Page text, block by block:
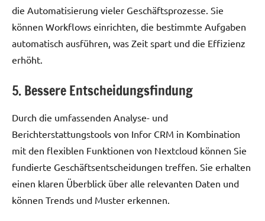
die Automatisierung vieler Geschäftsprozesse. Sie
können Workflows einrichten, die bestimmte Aufgaben
automatisch ausführen, was Zeit spart und die Effizienz
erhöht.
5. Bessere Entscheidungsfindung
Durch die umfassenden Analyse- und
Berichterstattungstools von Infor CRM in Kombination
mit den flexiblen Funktionen von Nextcloud können Sie
fundierte Geschäftsentscheidungen treffen. Sie erhalten
einen klaren Überblick über alle relevanten Daten und
können Trends und Muster erkennen.